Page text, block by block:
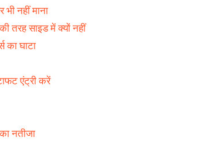
नहीं माना
तरह साइड में क्यों नहीं
घाटा
एंट्री करें
नतीजा